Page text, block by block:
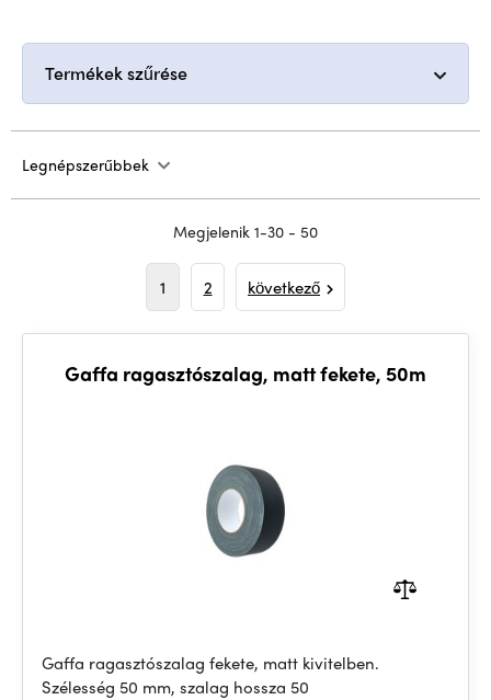
Termékek szűrése
Legnépszerűbbek
Megjelenik 1-30 - 50
1 2 következő
Gaffa ragasztószalag, matt fekete, 50m
Gaffa ragasztószalag fekete, matt kivitelben.
Szélesség 50 mm, szalag hossza 50